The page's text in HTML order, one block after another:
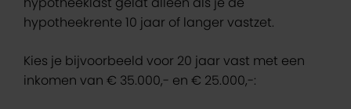
hypotheekrente 10 jaar of langer vastzet.
Kies je bijvoorbeeld voor 20 jaar vast met een
inkomen van € 35.000,- en € 25.000,-: